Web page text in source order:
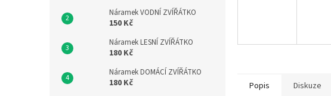
Náramek VODNÍ ZVÍŘÁTKO
150 Kč
Náramek LESNÍ ZVÍŘÁTKO
180 Kč
Náramek DOMÁCÍ ZVÍŘÁTKO
180 Kč Popis Diskuze